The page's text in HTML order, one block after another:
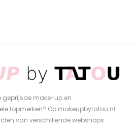
geprijsde make-up en
topmerken? Op makeupbytatou.nl
van verschillende webshops.